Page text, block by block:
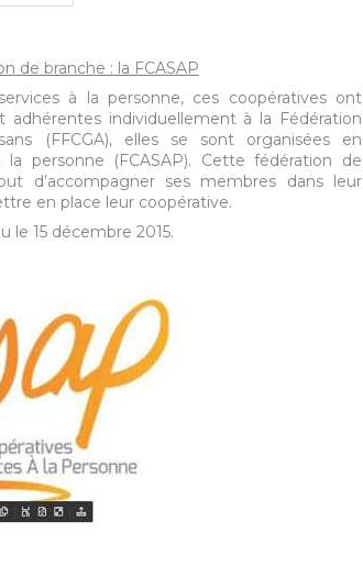
de branche : la FCASAP
à la personne, ces coopératives ont
individuellement à la Fédération
(FFCGA), elles se sont organisées en
personne (FCASAP). Cette fédération de
d’accompagner ses membres dans leur
en place leur coopérative.
le 15 décembre 2015.